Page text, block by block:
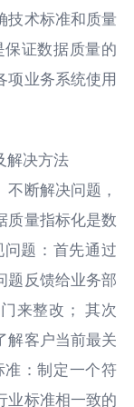
技术标准和质量
证数据质量的
项业务系统使用
解决方法
断解决问题，
质量指标化是数
题：首先通过
题反馈给业务部
来整改； 其次
解客户当前最关
：制定一个符
业标准相一致的